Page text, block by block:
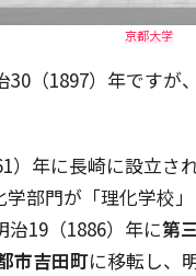
京都大学
（1897）年ですが
）年に長崎に設立さ
部門が「理化学校
19（1886）年に第
市吉田町に移転し、